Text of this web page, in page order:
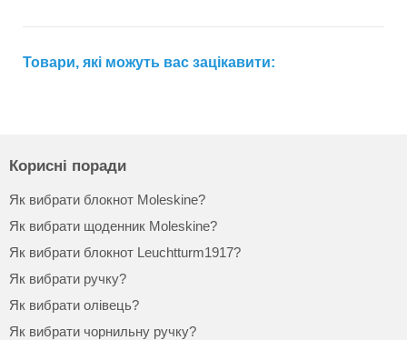
Товари, які можуть вас зацікавити:
Корисні поради
Як вибрати блокнот Moleskine?
Як вибрати щоденник Moleskine?
Як вибрати блокнот Leuchtturm1917?
Як вибрати ручку?
Як вибрати олівець?
Як вибрати чорнильну ручку?